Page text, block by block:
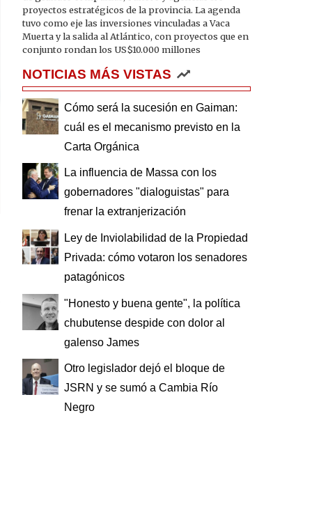
proyectos estratégicos de la provincia. La agenda
tuvo como eje las inversiones vinculadas a Vaca
Muerta y la salida al Atlántico, con proyectos que en
conjunto rondan los US$10.000 millones
NOTICIAS MÁS VISTAS
Cómo será la sucesión en Gaiman:
cuál es el mecanismo previsto en la
Carta Orgánica
La influencia de Massa con los
gobernadores "dialoguistas" para
frenar la extranjerización
Ley de Inviolabilidad de la Propiedad
Privada: cómo votaron los senadores
patagónicos
"Honesto y buena gente", la política
chubutense despide con dolor al
galenso James
Otro legislador dejó el bloque de
JSRN y se sumó a Cambia Río
Negro